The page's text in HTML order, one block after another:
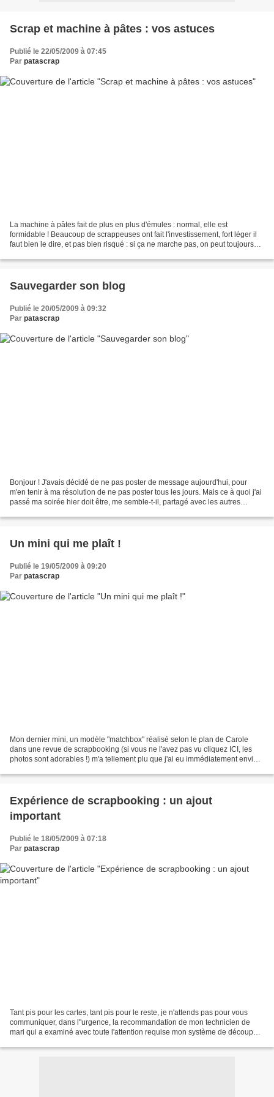
Scrap et machine à pâtes : vos astuces
Publié le 22/05/2009 à 07:45
Par patascrap
La machine à pâtes fait de plus en plus d'émules : normal, elle est
formidable ! Beaucoup de scrappeuses ont fait l'investissement, fort léger il
faut bien le dire, et pas bien risqué : si ça ne marche pas, on peut toujours
Sauvegarder son blog
Publié le 20/05/2009 à 09:32
Par patascrap
Bonjour ! J'avais décidé de ne pas poster de message aujourd'hui, pour
m'en tenir à ma résolution de ne pas poster tous les jours. Mais ce à quoi j'ai
passé ma soirée hier doit être, me semble-t-il, partagé avec les autres
Un mini qui me plaît !
Publié le 19/05/2009 à 09:20
Par patascrap
Mon dernier mini, un modèle "matchbox" réalisé selon le plan de Carole
dans une revue de scrapbooking (si vous ne l'avez pas vu cliquez ICI, les
photos sont adorables !) m'a tellement plu que j'ai eu immédiatement envie
Expérience de scrapbooking : un ajout
important
Publié le 18/05/2009 à 07:18
Par patascrap
Tant pis pour les cartes, tant pis pour le reste, je n'attends pas pour vous
communiquer, dans l"urgence, la recommandation de mon technicien de
mari qui a examiné avec toute l'attention requise mon système de découpe